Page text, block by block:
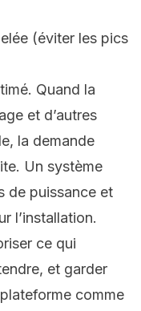
(éviter les pics
Quand la
et d’autres
la demande
Un système
de puissance et
l’installation.
ce qui
et garder
comme